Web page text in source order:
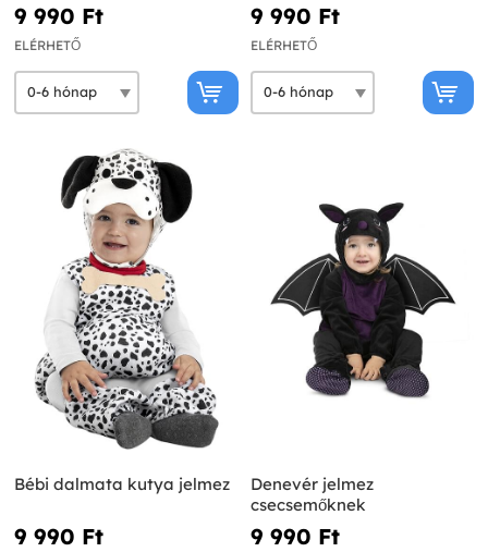
9 990 Ft‎
ELÉRHETŐ
9 990 Ft‎
ELÉRHETŐ
Bébi dalmata kutya jelmez
9 990 Ft‎
Denevér jelmez
csecsemőknek
9 990 Ft‎